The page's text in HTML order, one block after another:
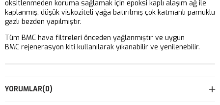
oksitlenmeden koruma sağlamak için epoksi kaplı alaşım ağ ile
kaplanmış, düşük viskoziteli yağa batırılmış çok katmanlı pamuklu
gazlı bezden yapılmıştır.
Tüm BMC hava filtreleri önceden yağlanmıştır ve uygun
BMC rejenerasyon kiti kullanılarak yıkanabilir ve yenilenebilir.
YORUMLAR(0)